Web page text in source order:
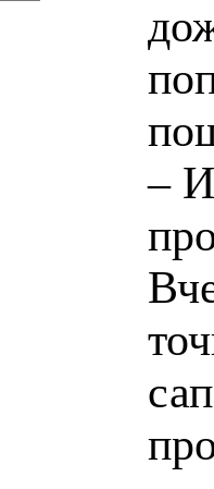
– И